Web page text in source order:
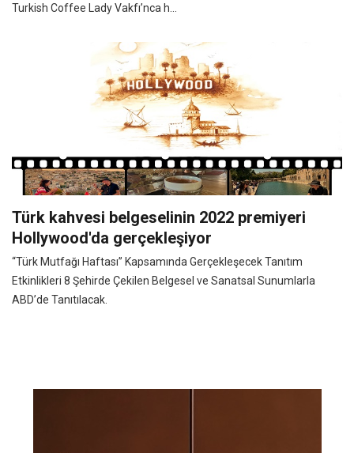
Turkish Coffee Lady Vakfı’nca h...
Türk kahvesi belgeselinin 2022 premiyeri
Hollywood'da gerçekleşiyor
“Türk Mutfağı Haftası” Kapsamında Gerçekleşecek Tanıtım
Etkinlikleri 8 Şehirde Çekilen Belgesel ve Sanatsal Sunumlarla
ABD’de Tanıtılacak.